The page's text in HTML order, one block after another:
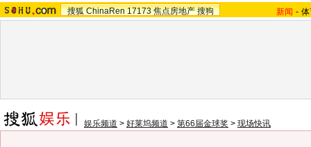
搜狐 ChinaRen 17173 焦点房地产 搜狗 新闻 -
娱乐频道 > 好莱坞频道 > 第66届金球奖 > 现场快讯